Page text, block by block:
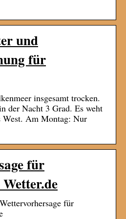
und
für
insgesamt trocken.
der Nacht 3 Grad. Es weht
West. Am Montag: Nur
für
für